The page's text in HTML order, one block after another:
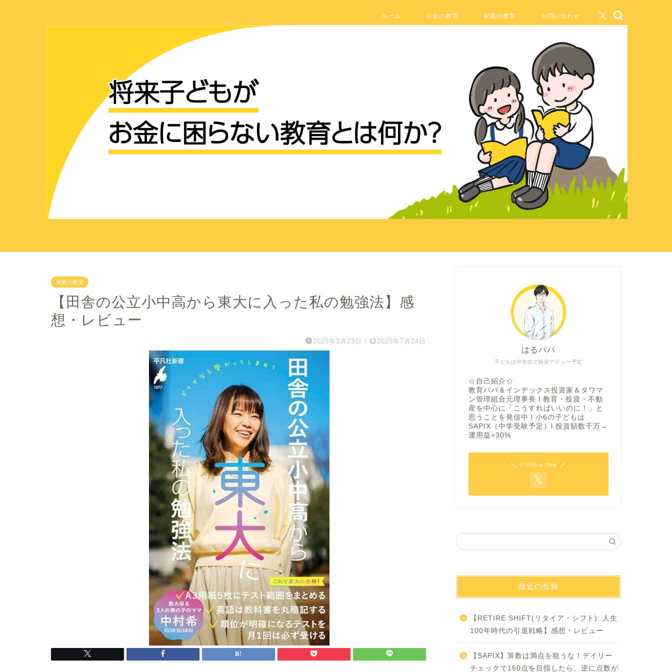
ホーム お金の教育 家庭の教育 お問い合わせ
家庭の教育
【田舎の公立小中高から東大に入った私の勉強法】感
想・レビュー
2025年3月23日 / 2025年7月24日
子どもは中学生で投資デビュー予定
はるパパ
☆自己紹介☆
教育パパ＆インデックス投資家＆タワマ
ン管理組合元理事長 l 教育・投資・不動
産を中心に「こうすればいいのに！」と
思うことを発信中 l 小6の子どもは
SAPIX（中学受験予定）l 投資額数千万→
運用益+30%
＼ Follow me ／
最近の投稿
【RETIRE SHIFT(リタイア・シフト): 人生
100年時代の引退戦略】感想・レビュー
【SAPIX】算数は満点を狙うな！デイリー
チェックで150点を目指したら、逆に点数が